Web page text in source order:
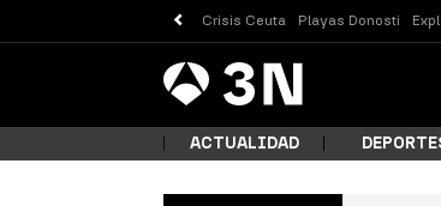
Crisis Ceuta Playas Donosti
Antena
3 Noticias
ACTUALIDAD